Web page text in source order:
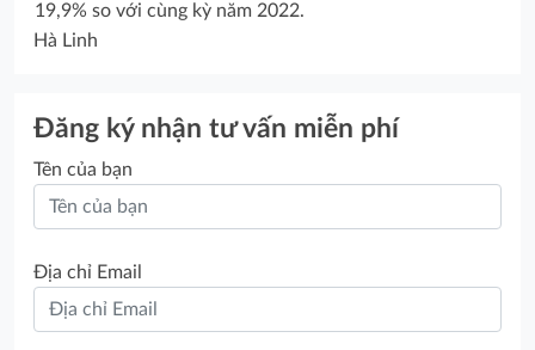
19,9% so với cùng kỳ năm 2022.
Hà Linh
Đăng ký nhận tư vấn miễn phí
Tên của bạn
Địa chỉ Email